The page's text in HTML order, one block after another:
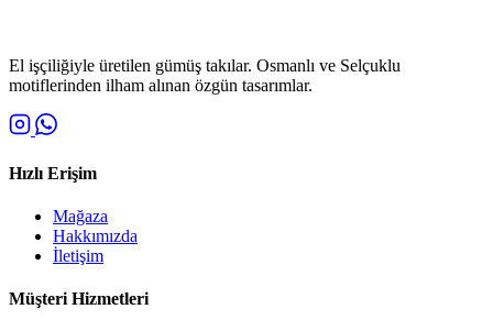
El işçiliğiyle üretilen gümüş takılar. Osmanlı ve Selçuklu
motiflerinden ilham alınan özgün tasarımlar.
Hızlı Erişim
Mağaza
Hakkımızda
İletişim
Müşteri Hizmetleri